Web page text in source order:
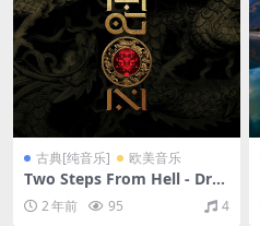
古典[纯音乐] 欧美音乐
Two Steps From Hell - Dra
gon（2019/FLAC/分轨/527
M）2 年前 95 4